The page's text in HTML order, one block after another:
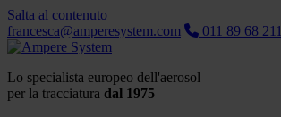
Salta al contenuto
francesca@amperesystem.com
011 89 68 211
Lo specialista europeo dell'aerosol
per la tracciatura dal 1975